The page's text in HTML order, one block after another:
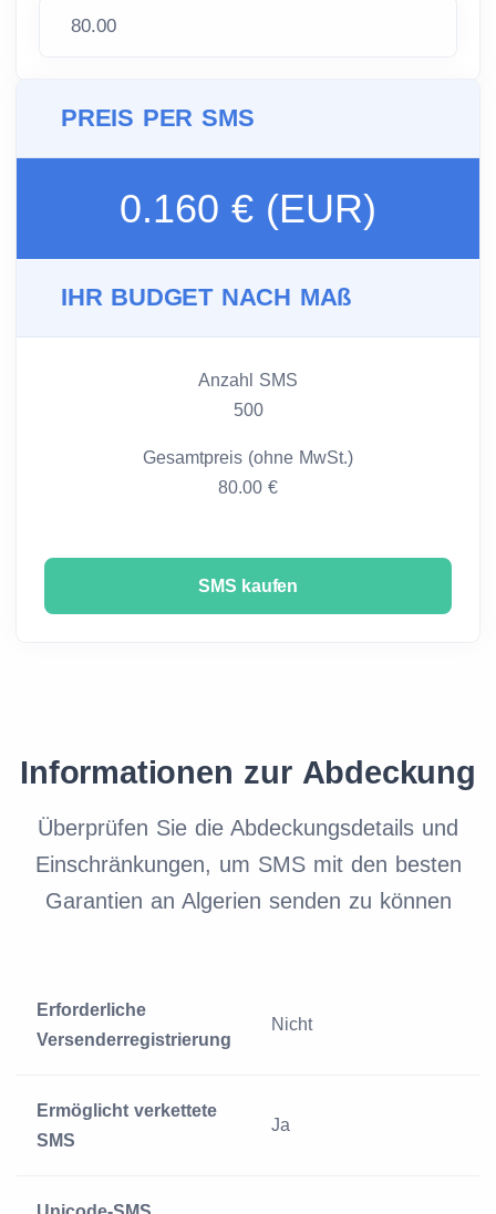
PREIS PER SMS
0.160 € (EUR)
IHR BUDGET NACH MAß
Anzahl SMS
500
Gesamtpreis (ohne MwSt.)
80.00 €
SMS kaufen
Informationen zur Abdeckung
Überprüfen Sie die Abdeckungsdetails und
Einschränkungen, um SMS mit den besten
Garantien an Algerien senden zu können
Erforderliche
Versenderregistrierung
Nicht
Ermöglicht verkettete
SMS
Ja